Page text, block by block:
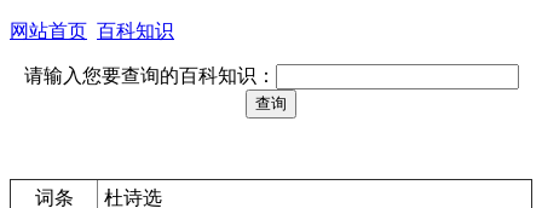
网站首页 百科知识
请输入您要查询的百科知识：
词条
杜诗选